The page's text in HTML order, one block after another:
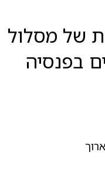
של מסלול
בפנסיה